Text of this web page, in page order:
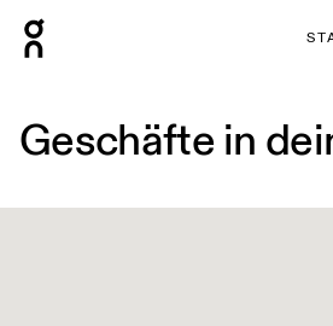
Geschäfte in